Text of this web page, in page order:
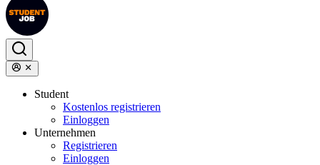
Student
Kostenlos registrieren
Einloggen
Unternehmen
Registrieren
Einloggen